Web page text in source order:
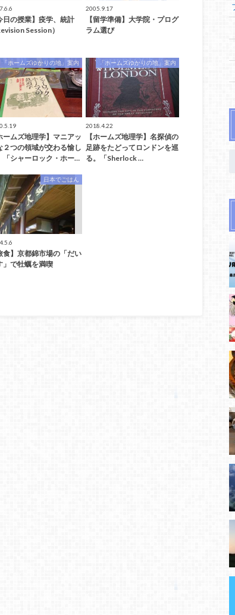
日の授業】疫学、統計
Session）
2005.9.17
【留学準備】大学院・プログ
ラム選び
「ホームズゆかりの地」案内
ームズ地理学】マニアッ
２つの領域が交わる愉し
「シャーロック・ホー…
「ホームズゆかりの地」案内
2018.4.22
【ホームズ地理学】名探偵の
足跡をたどってロンドンを巡
る。「Sherlock …
日本でごはん
食】京都錦市場の「だい
」で牡蠣を満喫